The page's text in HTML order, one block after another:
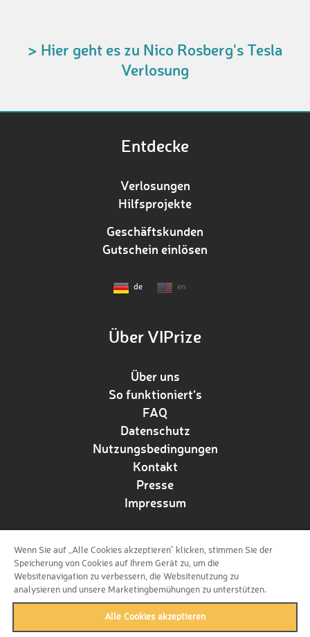
> Hier geht es zu Nico Rosberg's Tesla
Verlosung
Entdecke
Verlosungen
Hilfsprojekte
Geschäftskunden
Gutschein einlösen
de en
Über VIPrize
Über uns
So funktioniert‘s
FAQ
Datenschutz
Nutzungsbedingungen
Kontakt
Presse
Impressum
Folge uns!
Wenn Sie auf „Alle Cookies akzeptieren“ klicken, stimmen Sie der
Speicherung von Cookies auf Ihrem Gerät zu, um die
Websitenavigation zu verbessern, die Websitenutzung zu
analysieren und unsere Marketingbemühungen zu unterstützen.
Alle Cookies akzeptieren